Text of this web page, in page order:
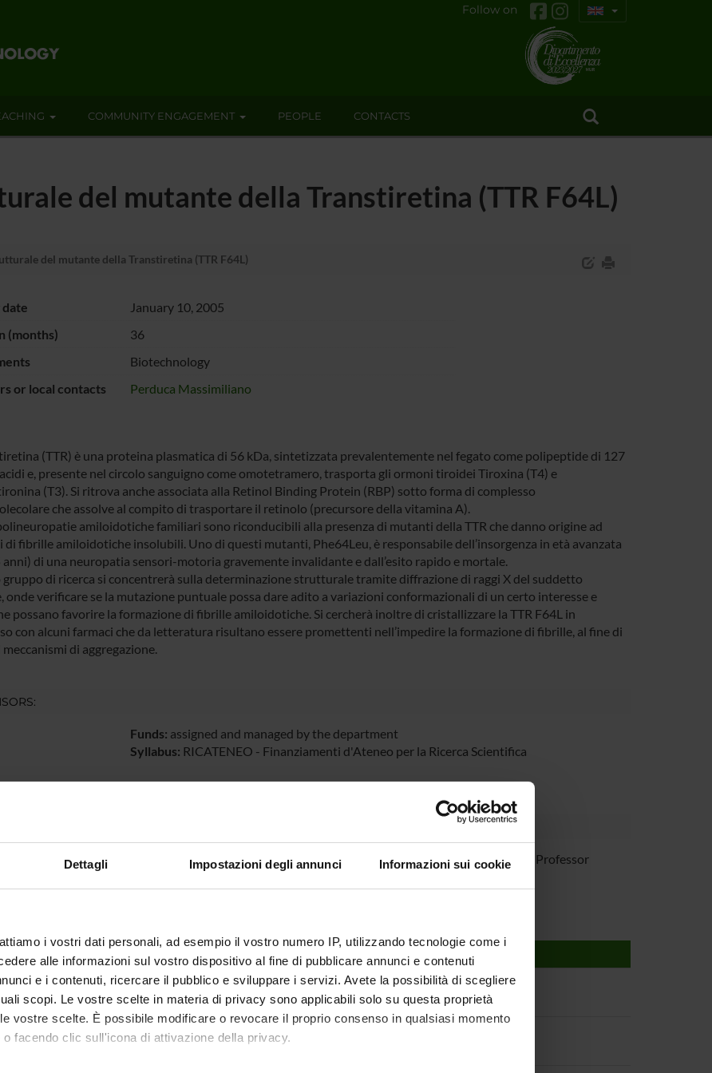
Dettagli Impostazioni degli annunci Informazioni sui cookie
i vostri dati personali, ad esempio il vostro numero IP, utilizzando tecnologie come i
alle informazioni sul vostro dispositivo al fine di pubblicare annunci e contenuti
e i contenuti, ricercare il pubblico e sviluppare i servizi. Avete la possibilità di scegliere
scopi. Le vostre scelte in materia di privacy sono applicabili solo su questa proprietà
vostre scelte. È possibile modificare o revocare il proprio consenso in qualsiasi momento
facendo clic sull'icona di attivazione della privacy.
Follow on
COMMUNITY ENGAGEMENT PEOPLE CONTACTS
del mutante della Transtiretina (TTR F64L)
del mutante della Transtiretina (TTR F64L)
January 10, 2005
(months)
36
Biotechnology
or local contacts
Perduca Massimiliano
(TTR) è una proteina plasmatica di 56 kDa, sintetizzata prevalentemente nel fegato come polipeptide di 127
e, presente nel circolo sanguigno come omotetramero, trasporta gli ormoni tiroidei Tiroxina (T4) e
(T3). Si ritrova anche associata alla Retinol Binding Protein (RBP) sotto forma di complesso
che assolve al compito di trasportare il retinolo (precursore della vitamina A).
amiloidotiche familiari sono riconducibili alla presenza di mutanti della TTR che danno origine ad
di fibrille amiloidotiche insolubili. Uno di questi mutanti, Phe64Leu, è responsabile dell’insorgenza in età avanzata
anni) di una neuropatia sensori-motoria gravemente invalidante e dall’esito rapido e mortale.
gruppo di ricerca si concentrerà sulla determinazione strutturale tramite diffrazione di raggi X del suddetto
onde verificare se la mutazione puntuale possa dare adito a variazioni conformazionali di un certo interesse e
possano favorire la formazione di fibrille amiloidotiche. Si cercherà inoltre di cristallizzare la TTR F64L in
con alcuni farmaci che da letteratura risultano essere promettenti nell’impedire la formazione di fibrille, al fine di
di aggregazione.
Funds: assigned and managed by the department
Syllabus: RICATENEO - Finanziamenti d'Ateneo per la Ricerca Scientifica
Associate Professor
Monaco
Massimiliano Perduca Associate Professor
AREAS INVOLVED IN THE PROJECT
strutturale, funzionale e di espressione
& Molecular Biology (DBT)
e Biologia Molecolare